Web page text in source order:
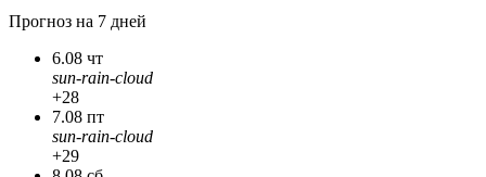
Прогноз на 7 дней
6.08 чт
sun-rain-cloud
+28
7.08 пт
sun-rain-cloud
+29